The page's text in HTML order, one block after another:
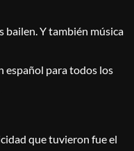
bailen. Y también música
español para todos los
que tuvieron fue el